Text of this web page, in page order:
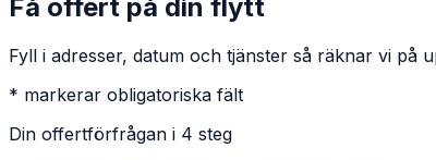
Få offert på din flytt
Fyll i adresser, datum och tjänster så räknar vi på
* markerar obligatoriska fält
Din offertförfrågan i 4 steg